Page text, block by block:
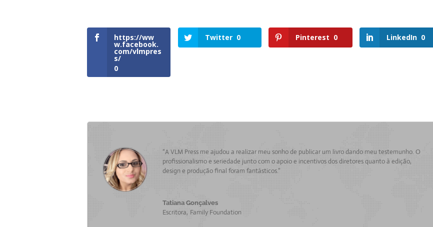
https://ww
w.facebook.
com/vlmpres
s/
0
Twitter 0 Pinterest 0 LinkedIn 0
“A VLM Press me ajudou a realizar meu sonho de publicar um livro dando meu testemunho. O
profissionalismo e seriedade junto com o apoio e incentivos dos diretores quanto à edição,
design e produção final foram fantásticos.”
Tatiana Gonçalves
Escritora, Family Foundation